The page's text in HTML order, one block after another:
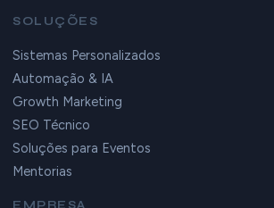
SOLUÇÕES
Sistemas Personalizados
Automação & IA
Growth Marketing
SEO Técnico
Soluções para Eventos
Mentorias
EMPRESA